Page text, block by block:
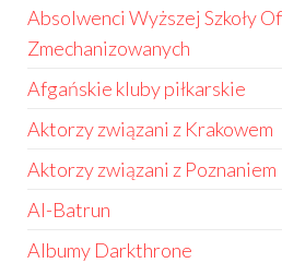
Absolwenci Wyższej Szkoły
Zmechanizowanych
Afgańskie kluby piłkarskie
Aktorzy związani z Krakowem
Aktorzy związani z Poznaniem
Al-Batrun
Albumy Darkthrone